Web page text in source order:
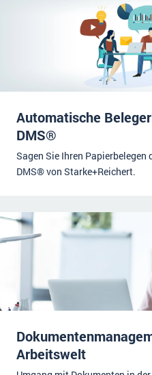
Automatische
DMS®
Sagen Sie Ihren Papierbelegen
DMS® von Starke+Reichert.
Arbeitswelt